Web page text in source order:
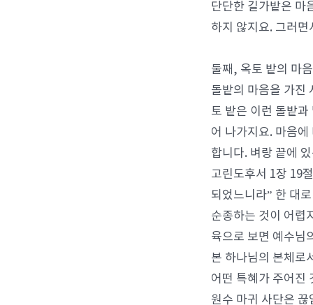
단단한 길가밭은 마
하지 않지요. 그러
둘째, 옥토 밭의 마
돌밭의 마음을 가진
토 밭은 이런 돌밭
어 나가지요. 마음
합니다. 벼랑 끝에
고린도후서 1장 19
되었느니라” 한 대
순종하는 것이 어렵
육으로 보면 예수님
본 하나님의 본체로
어떤 특혜가 주어진
원수 마귀 사단은